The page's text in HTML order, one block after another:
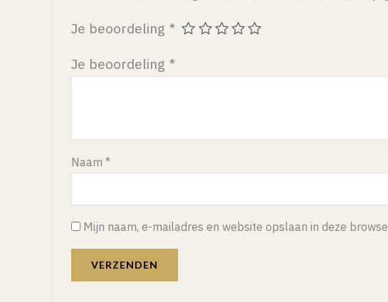
Je beoordeling *
Je beoordeling *
Naam *
Mijn naam, e-mailadres en website opslaan in deze